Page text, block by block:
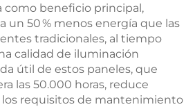
como beneficio principal,
un 50 % menos energía que las
tradicionales, al tiempo
calidad de iluminación
útil de estos paneles, que
las 50.000 horas, reduce
requisitos de mantenimiento